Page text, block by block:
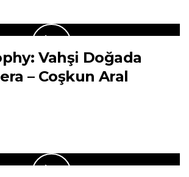
Vahşi Doğada
– Coşkun Aral